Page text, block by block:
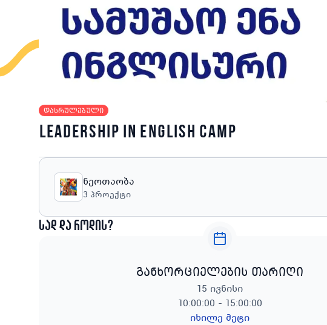
დასრულებული
Leadership in English camp
ნეოთაობა
3 პროექტი
სად და როდის?
განხორციელების თარიღი
15 ივნისი
10:00:00 - 15:00:00
იხილე მეტი